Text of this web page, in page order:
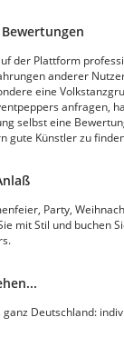
der Plattform
anderer
eine
anfragen,
selbst eine
gute Künstler zu
Party,
mit Stil und buchen
Deutschland: